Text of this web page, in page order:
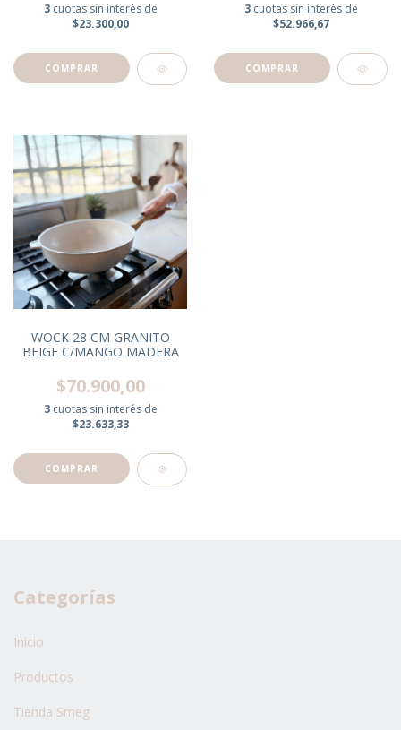
3 cuotas sin interés de
$23.300,00
3 cuotas sin interés de
$52.966,67
WOCK 28 CM GRANITO
BEIGE C/MANGO MADERA
$70.900,00
3 cuotas sin interés de
$23.633,33
Categorías
Inicio
Productos
Tienda Smeg